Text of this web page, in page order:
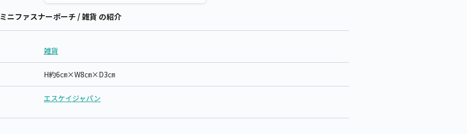
ニファスナーポーチ / 雑貨 の紹介
雑貨
H約6㎝×W8㎝×D3㎝
エスケイジャパン